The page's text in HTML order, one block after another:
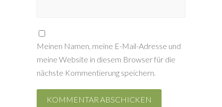
Meinen Namen, meine E-Mail-Adresse und
meine Website in diesem Browser für die
nächste Kommentierung speichern.